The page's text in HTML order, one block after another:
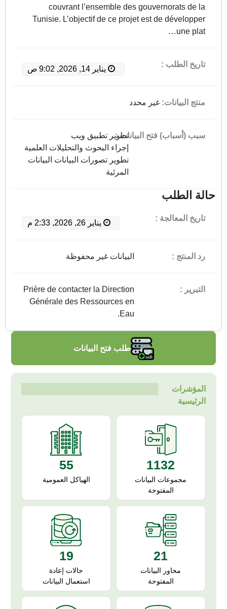
couvrant l’ensemble des gouvernorats de la
Tunisie. L’objectif de ce projet est de développer
une plat…
تاريخ الطلب :
يناير 14, 2026, 9:02 ص
منتج البيانات:غير محدد
سبب (أسباب) فتح البيانات :تطوير تطبيق ويب
إجراء البحوث والتحليلات العلمية
تطوير تصورات البيانات البيانات
المرئية
حالة الطلب
تاريخ المعالجة :
يناير 26, 2026, 2:33 م
رد المنتج : البيانات غير محفوظة
التبرير :
Prière de contacter la Direction
Générale des Ressources en
Eau.
طلب فتح البيانات
المؤشرات
الرئيسية
1132
مجموعات البيانات
المفتوحة
55
الهياكل العمومية
21
محاور البيانات
المفتوحة
19
حالات إعادة
استعمال البيانات